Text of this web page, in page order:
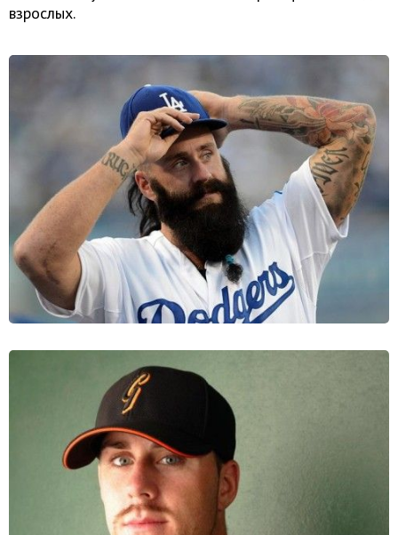
взрослых.